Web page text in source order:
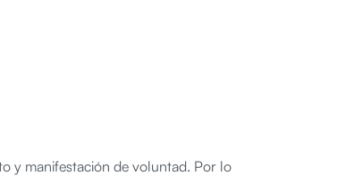
y manifestación de voluntad. Por lo